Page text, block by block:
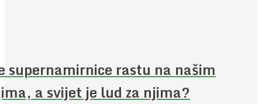
supernamirnice rastu na našim
a svijet je lud za njima?